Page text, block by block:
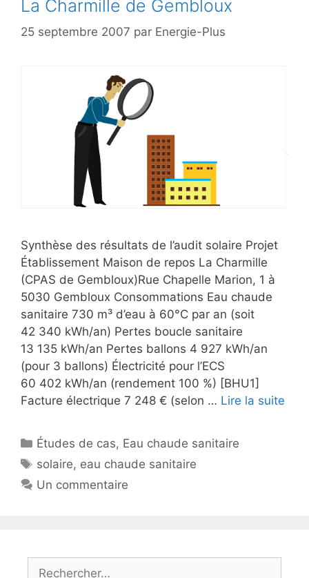
La Charmille de Gembloux
25 septembre 2007 par Energie-Plus
Synthèse des résultats de l’audit solaire Projet
Établissement Maison de repos La Charmille
(CPAS de Gembloux)Rue Chapelle Marion, 1 à
5030 Gembloux Consommations Eau chaude
sanitaire 730 m³ d’eau à 60°C par an (soit
42 340 kWh/an) Pertes boucle sanitaire
13 135 kWh/an Pertes ballons 4 927 kWh/an
(pour 3 ballons) Électricité pour l’ECS
60 402 kWh/an (rendement 100 %) [BHU1]
Facture électrique 7 248 € (selon … Lire la suite
Catégories
Études de cas, Eau chaude sanitaire
Étiquettes
solaire, eau chaude sanitaire
Un commentaire